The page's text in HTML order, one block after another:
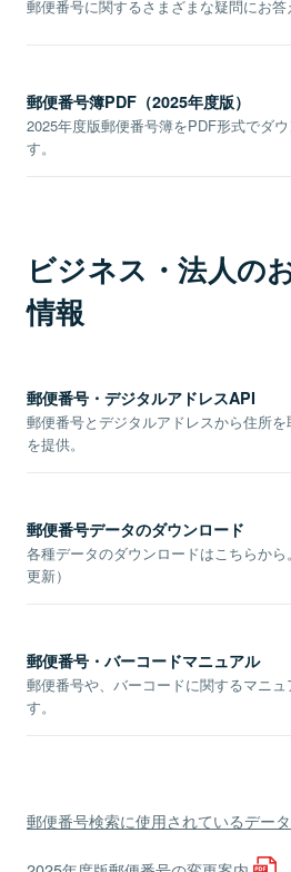
郵便番号に関するさまざまな疑問にお答
郵便番号簿PDF（2025年度版）
2025年度版郵便番号簿をPDF形式でダ
す。
ビジネス・法人の
情報
郵便番号・デジタルアドレスAPI
郵便番号とデジタルアドレスから住所
を提供。
郵便番号データのダウンロード
各種データのダウンロードはこちらから
更新）
郵便番号・バーコードマニュアル
郵便番号や、バーコードに関するマニュ
す。
郵便番号検索に使用されているデー